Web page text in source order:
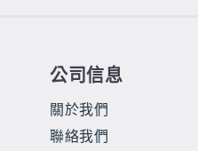
公司信息
關於我們
聯絡我們